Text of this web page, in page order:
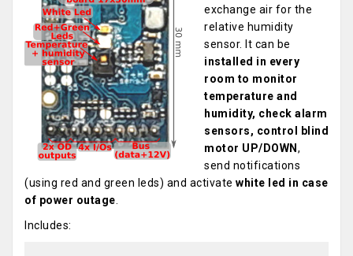
exchange air for the
relative humidity
sensor. It can be
installed in every
room to monitor
temperature and
humidity, check alarm
sensors, control blind
motor UP/DOWN ,
send notifications
(using red and green leds) and activate white led in case
of power outage
Includes: